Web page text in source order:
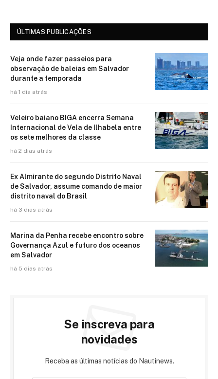
ÚLTIMAS PUBLICAÇÕES
Veja onde fazer passeios para
observação de baleias em Salvador
durante a temporada
há 1 dia atrás
Veleiro baiano BIGA encerra Semana
Internacional de Vela de Ilhabela entre
os sete melhores da classe
há 2 dias atrás
Ex Almirante do segundo Distrito Naval
de Salvador, assume comando de maior
distrito naval do Brasil
há 3 dias atrás
Marina da Penha recebe encontro sobre
Governança Azul e futuro dos oceanos
em Salvador
há 5 dias atrás
Se inscreva para
novidades
Receba as últimas notícias do Nautinews.